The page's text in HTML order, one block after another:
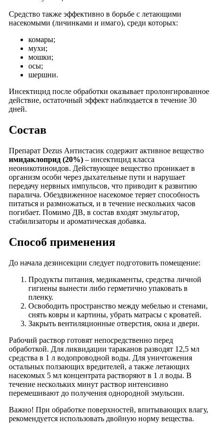
Средство также эффективно в борьбе с летающими
насекомыми (личинками и имаго), среди которых:
комары;
мухи;
мошки;
осы;
шершни.
Инсектицид после обработки оказывает пролонгированное
действие, остаточный эффект наблюдается в течение 30
дней.
Состав
Препарат Dezus Антистасик содержит активное вещество
имидаклоприд (20%) – инсектицид класса
неоникотиноидов. Действующее вещество проникает в
организм особи через дыхательные пути и нарушает
передачу нервных импульсов, что приводит к развитию
паралича. Обездвиженное насекомое теряет способность
питаться и размножаться, и в течение нескольких часов
погибает. Помимо ДВ, в состав входят эмульгатор,
стабилизаторы и ароматическая добавка.
Способ применения
До начала дезинсекции следует подготовить помещение:
Продукты питания, медикаменты, средства личной
гигиены вынести либо герметично упаковать в
пленку.
Освободить пространство между мебелью и стенами,
снять ковры и картины, убрать матрасы с кроватей.
Закрыть вентиляционные отверстия, окна и двери.
Рабочий раствор готовят непосредственно перед
обработкой. Для ликвидации тараканов разводят 12,5 мл
средства в 1 л водопроводной воды. Для уничтожения
остальных ползающих вредителей, а также летающих
насекомых 5 мл концентрата растворяют в 1 л воды. В
течение нескольких минут раствор интенсивно
перемешивают до получения однородной эмульсии.
Важно! При обработке поверхностей, впитывающих влагу,
рекомендуется использовать двойную норму вещества.